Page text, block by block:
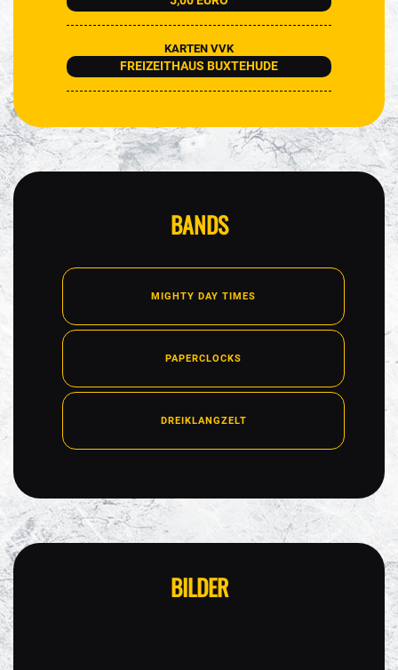
KARTEN VVK
FREIZEITHAUS BUXTEHUDE
BANDS
MIGHTY DAY TIMES
PAPERCLOCKS
DREIKLANGZELT
BILDER